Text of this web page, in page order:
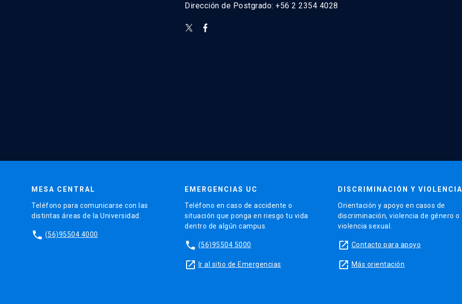
Dirección de Postgrado: +56 2 2354 4028
MESA CENTRAL
Teléfono para comunicarse con las
distintas áreas de la Universidad.
phone (56)95504 4000
EMERGENCIAS UC
Teléfono en caso de accidente o
situación que ponga en riesgo tu vida
dentro de algún campus.
phone (56)95504 5000
launch Ir al sitio de Emergencias
DISCRIMINACIÓN Y VIOLENCIA
Orientación y apoyo en casos de
discriminación, violencia de género o
violencia sexual.
launch Contacto para apoyo
launch Más orientación